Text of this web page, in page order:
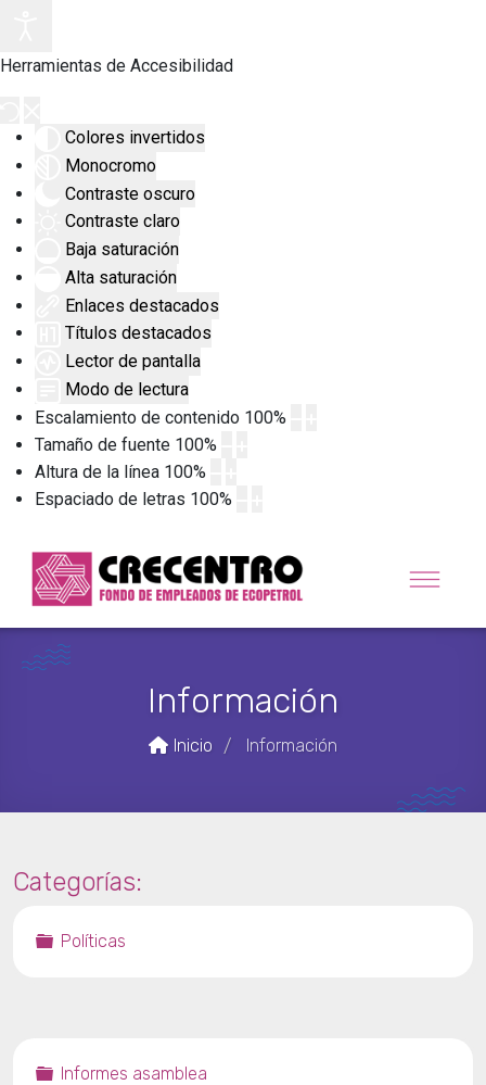
Herramientas de Accesibilidad
Colores invertidos
Monocromo
Contraste oscuro
Contraste claro
Baja saturación
Alta saturación
Enlaces destacados
Títulos destacados
Lector de pantalla
Modo de lectura
Escalamiento de contenido 100%
Tamaño de fuente 100%
Altura de la línea 100%
Espaciado de letras 100%
Información
Inicio / Información
Categorías:
Carpeta
Políticas
Carpeta
Informes asamblea